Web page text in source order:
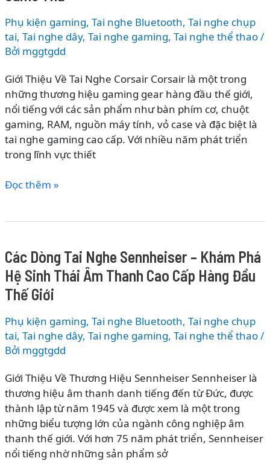
Hệ
Sinh
Thái
Âm
Không
Dây
Hiện
Đại
Dành
Cho
Trẻ
Phụ kiện gaming, Tai nghe Bluetooth, Tai nghe chụp
tai, Tai nghe dây, Tai nghe gaming, Tai nghe thể thao/
Bởi mggtgdd
Giới Thiệu Về Tai Nghe Corsair Corsair là một trong
những thương hiệu gaming gear hàng đầu thế giới,
nổi tiếng với các sản phẩm như bàn phím cơ, chuột
gaming, RAM, nguồn máy tính, vỏ case và đặc biệt là
tai nghe gaming cao cấp. Với nhiều năm phát triển
trong lĩnh vực thiết
Các
–
Khám
Phá
Hệ
Sinh
Thái
Gaming
Cao
Cấp
Dành
Cho
Game
Thủ
Đọc thêm »
Các Dòng Tai Nghe Sennheiser – Khám Phá
Hệ Sinh Thái Âm Thanh Cao Cấp Hàng Đầu
Thế Giới
Phụ kiện gaming, Tai nghe Bluetooth, Tai nghe chụp
tai, Tai nghe dây, Tai nghe gaming, Tai nghe thể thao/
Bởi mggtgdd
Giới Thiệu Về Thương Hiệu Sennheiser Sennheiser là
thương hiệu âm thanh danh tiếng đến từ Đức, được
thành lập từ năm 1945 và được xem là một trong
những biểu tượng lớn của ngành công nghiệp âm
thanh thế giới. Với hơn 75 năm phát triển, Sennheiser
nổi tiếng nhờ những sản phẩm sở